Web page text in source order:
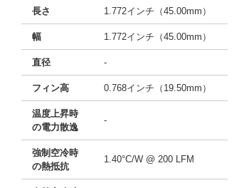
長さ 1.772インチ（45.00mm）
幅 1.772インチ（45.00mm）
直径 -
フィン高 0.768インチ（19.50mm）
温度上昇時
の電力散逸
-
強制空冷時
の熱抵抗
1.40°C/W @ 200 LFM